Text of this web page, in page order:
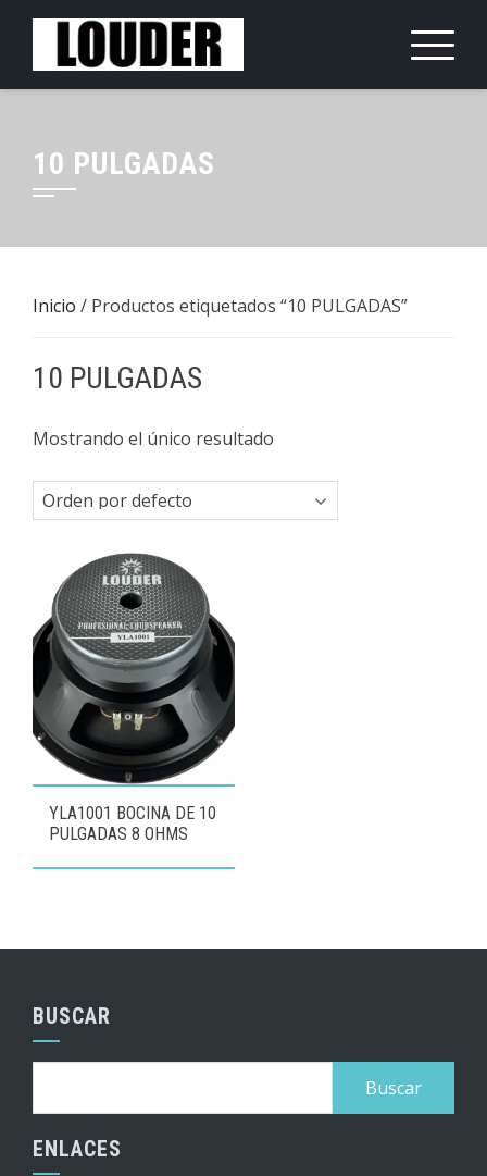
Saltar
contenido
10 PULGADAS
Inicio / Productos etiquetados “10 PULGADAS”
10 PULGADAS
Mostrando el único resultado
YLA1001 BOCINA DE 10
PULGADAS 8 OHMS
BUSCAR
ENLACES